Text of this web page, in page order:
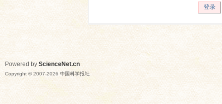
登录
Powered by ScienceNet.cn
Copyright © 2007-2026 中国科学报社